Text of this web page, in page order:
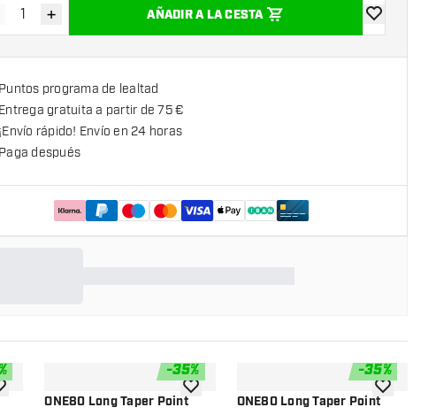
Disminuir cantidad
Aumentar cantidad
+ AÑADIR A LA CESTA
añadir a la
Puntos programa de lealtad
Entrega gratuita a partir de 75 €
¡Envío rápido! Envío en 24 horas
Paga después
%
a la lista de deseos
-35%
ONE80 Long Taper Pointañadir a la lista de deseos
-35%
ONE80 Long Taper Pointañadir a la